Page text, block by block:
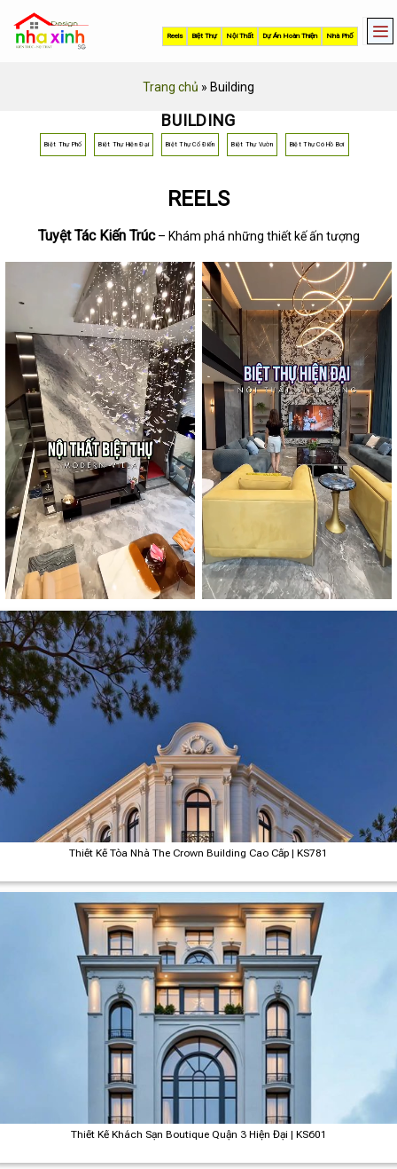
content
Trang chủ » Building
BUILDING
Biệt Thự Phố Biệt Thự Hiện Đại Biệt Thự Cổ Điển Biệt Thự Vườn Biệt Thự Có Hồ Bơi
REELS
Tuyệt Tác Kiến Trúc– Khám phá những thiết kế ấn tượng
Thiết Kế Tòa Nhà The Crown Building Cao Cấp | KS781
Thiết Kế Khách Sạn Boutique Quận 3 Hiện Đại | KS601
Nhà Phố
Dự Án Hoàn Thiện
Nội Thất
Biệt Thự
Reels